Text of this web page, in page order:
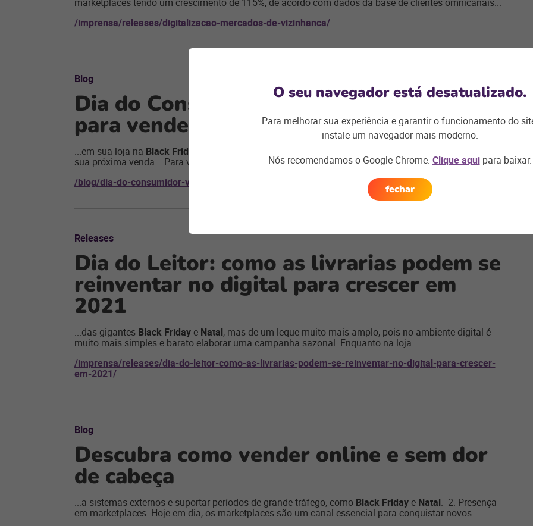
/imprensa/releases/digitalizacao-mercados-de-vizinhanca/
Blog
Dia do Consumidor: como se preparar
para vender mais
...em sua loja na Black Friday
sua próxima venda. Para vender mais neste Dia do...
/blog/dia-do-consumidor-vender-mais/
Releases
Dia do Leitor: como as livrarias podem se
reinventar no digital para crescer em
2021
...das gigantes Black Fridaye Natal, mas de um leque muito mais amplo, pois no ambiente digital é
muito mais simples e barato elaborar uma campanha sazonal. Enquanto na loja...
/imprensa/releases/dia-do-leitor-como-as-livrarias-podem-se-reinventar-no-digital-para-crescer-
em-2021/
Blog
Descubra como vender online e sem dor
de cabeça
...a sistemas externos e suportar períodos de grande tráfego, como Black Fridaye Natal. 2. Presença
em marketplaces Hoje em dia, os marketplaces são um canal essencial para conquistar novos...
O seu navegador está desatualizado.
Para melhorar sua experiência e garantir o funcionamento do
instale um navegador mais moderno.
Nós recomendamos o Google Chrome. Clique aquipara baixar.
fechar